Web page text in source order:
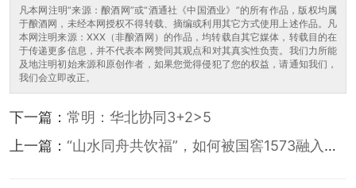
凡本网注明“来源：酿酒网”或“酒通社《中国酒业》”的所有作品，版权均属
于酿酒网，未经本网授权不得转载、摘编或利用其它方式使用上述作品。凡
本网注明来源：XXX（非酿酒网）的作品，均转载自其它媒体，转载目的在
于传递更多信息，并不代表本网赞同其观点和对其真实性负责。我们力所能
及地注明初始来源和原创作者，如果您觉得侵犯了您的权益，请通知我们，
我们会立即改正。
下一篇： 常明：华北协同3+2>5
上一篇： “山水同舟共饮福”，如何被国窖1573融入三